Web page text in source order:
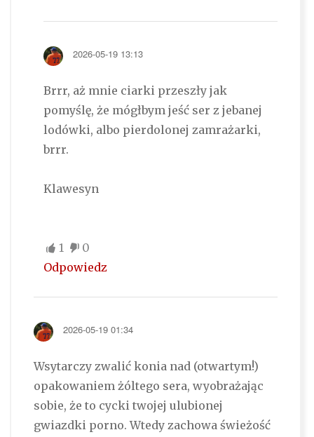
2026-05-19 13:13
Brrr, aż mnie ciarki przeszły jak
pomyślę, że mógłbym jeść ser z jebanej
lodówki, albo pierdolonej zamrażarki,
brrr.
Klawesyn
1
0
Odpowiedz
2026-05-19 01:34
Wsytarczy zwalić konia nad (otwartym!)
opakowaniem żóltego sera, wyobrażając
sobie, że to cycki twojej ulubionej
gwiazdki porno. Wtedy zachowa świeżość